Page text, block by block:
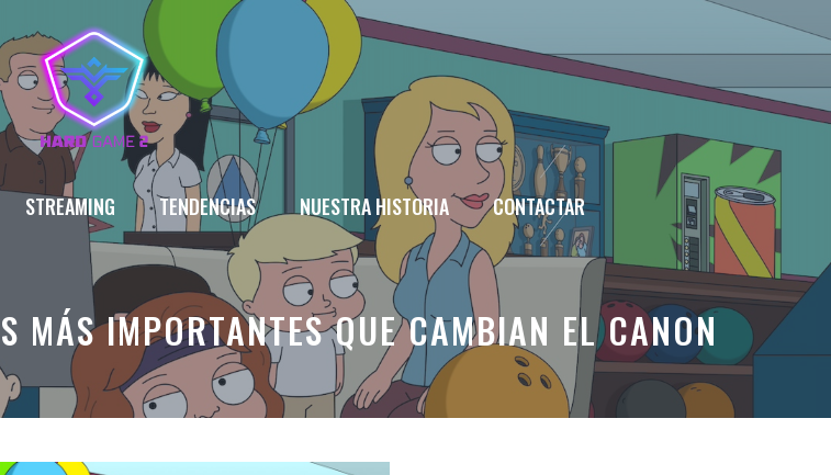
STREAMING TENDENCIAS NUESTRA HISTORIA CONTACTAR
MÁS IMPORTANTES QUE CAMBIAN EL CANON